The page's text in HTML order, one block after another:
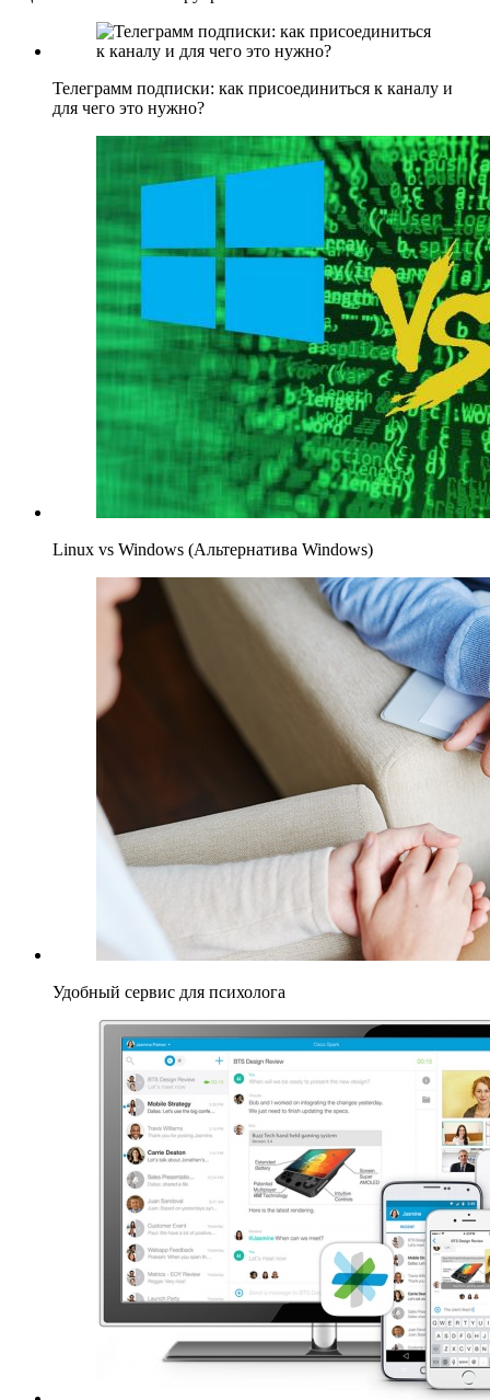
Телеграмм подписки: как присоединиться к каналу и
для чего это нужно?
Linux vs Windows (Альтернатива Windows)
Удобный сервис для психолога